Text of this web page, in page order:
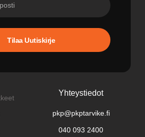
Tilaa Uutiskirje
Yhteystiedot
pkp@pkptarvike.fi
040 093 2400